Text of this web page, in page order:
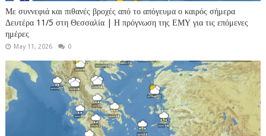
Με συννεφιά και πιθανές βροχές από το απόγευμα ο καιρός σήμερα
Δευτέρα 11/5 στη Θεσσαλία | Η πρόγνωση της ΕΜΥ για τις επόμενες
ημέρες
May 11, 2026 0